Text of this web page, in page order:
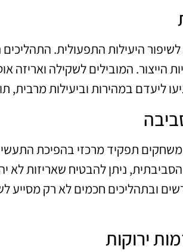
היעילות התפעולית.
המובילים לשקילה ואריזה
ליעדם במהירות וביעילות מרבית,
תפקיד מרכזי בהפיכת
ניתן להבטיח שאריזות לא
ובתהליכים חכמים לא רק
ירוקות